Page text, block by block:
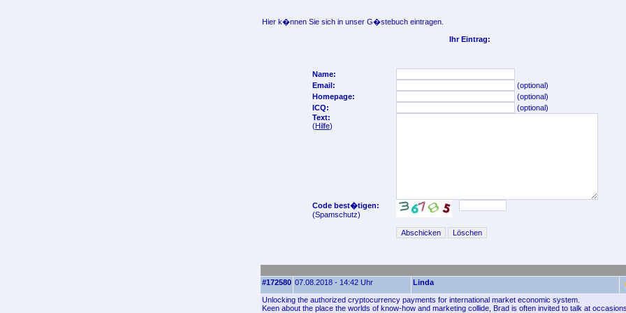
Hier k�nnen Sie sich in unser G�stebuch eintragen.
Ihr Eintrag:
Name:
Email:
(optional)
Homepage:
(optional)
ICQ:
(optional)
Text:
(Hilfe)
Code best�tigen:
(Spamschutz)
#172580 07.08.2018 - 14:42 Uhr Linda
Unlocking the authorized cryptocurrency payments for international market economic system.
Keen about the place the worlds of know-how and marketing collide, Brad is often invited to talk at